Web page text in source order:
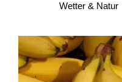
Wetter & Natur